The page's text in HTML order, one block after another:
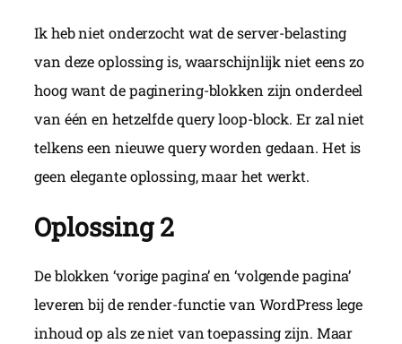
Ik heb niet onderzocht wat de server-belasting
van deze oplossing is, waarschijnlijk niet eens zo
hoog want de paginering-blokken zijn onderdeel
van één en hetzelfde query loop-block. Er zal niet
telkens een nieuwe query worden gedaan. Het is
geen elegante oplossing, maar het werkt.
Oplossing 2
De blokken ‘vorige pagina’ en ‘volgende pagina’
leveren bij de render-functie van WordPress lege
inhoud op als ze niet van toepassing zijn. Maar